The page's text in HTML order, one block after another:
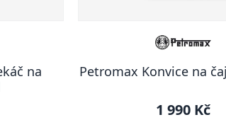
na
Petromax Konvice na
1 990 Kč